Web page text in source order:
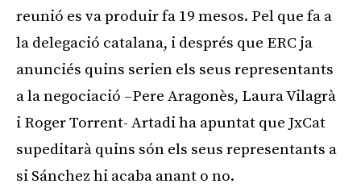
reunió es va produir fa 19 mesos. Pel que fa a
la delegació catalana, i després que ERC ja
anunciés quins serien els seus representants
a la negociació –Pere Aragonès, Laura Vilagrà
i Roger Torrent- Artadi ha apuntat que JxCat
supeditarà quins són els seus representants a
si Sánchez hi acaba anant o no.